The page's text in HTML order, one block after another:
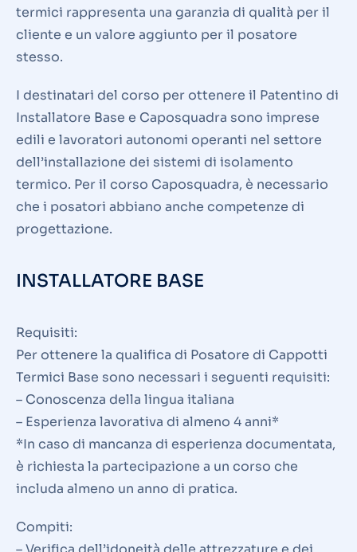
termici rappresenta una garanzia di qualità per il
cliente e un valore aggiunto per il posatore
stesso.
I destinatari del corso per ottenere il Patentino di
Installatore Base e Caposquadra sono imprese
edili e lavoratori autonomi operanti nel settore
dell’installazione dei sistemi di isolamento
termico. Per il corso Caposquadra, è necessario
che i posatori abbiano anche competenze di
progettazione.
INSTALLATORE BASE
Requisiti:
Per ottenere la qualifica di Posatore di Cappotti
Termici Base sono necessari i seguenti requisiti:
– Conoscenza della lingua italiana
– Esperienza lavorativa di almeno 4 anni*
*In caso di mancanza di esperienza documentata,
è richiesta la partecipazione a un corso che
includa almeno un anno di pratica.
Compiti: